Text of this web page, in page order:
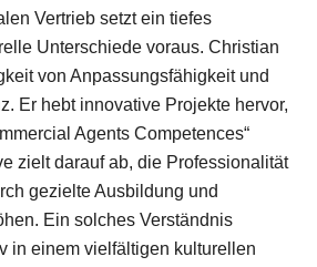
Vertrieb setzt ein tiefes
Unterschiede voraus. Christian
von Anpassungsfähigkeit und
Er hebt innovative Projekte hervor,
Agents Competences“
zielt darauf ab, die Professionalität
gezielte Ausbildung und
Ein solches Verständnis
in einem vielfältigen kulturellen